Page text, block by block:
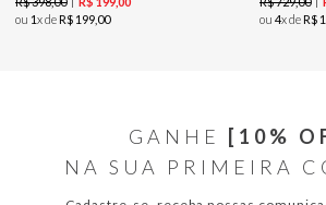
ou 1x deR$ 199 00
ou 4x deR$
GANHE
[10%
NA SUA PRIMEIRA